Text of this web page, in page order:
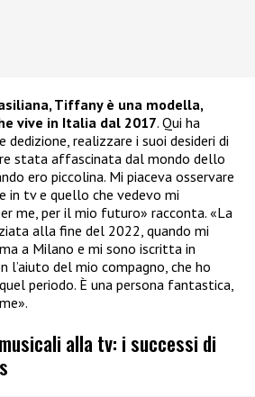
Tiffany è una modella,
vive in Italia dal 2017. Qui ha
realizzare i suoi desideri di
stata affascinata dal mondo dello
ero piccolina. Mi piaceva osservare
in tv e quello che vedevo mi
me, per il mio futuro» racconta. «La
alla fine del 2022, quando mi
a Milano e mi sono iscritta in
l’aiuto del mio compagno, che ho
periodo. È una persona fantastica,
alla tv: i successi di